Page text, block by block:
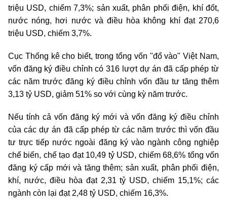
triệu USD, chiếm 7,3%; sản xuất, phân phối điện, khí đốt,
nước nóng, hơi nước và điều hòa không khí đạt 270,6
triệu USD, chiếm 3,7%.
Cục Thống kê cho biết, trong tổng vốn "đổ vào" Việt Nam,
vốn đăng ký điều chỉnh có 316 lượt dự án đã cấp phép từ
các năm trước đăng ký điều chỉnh vốn đầu tư tăng thêm
3,13 tỷ USD, giảm 51% so với cùng kỳ năm trước.
Nếu tính cả vốn đăng ký mới và vốn đăng ký điều chỉnh
của các dự án đã cấp phép từ các năm trước thì vốn đầu
tư trực tiếp nước ngoài đăng ký vào ngành công nghiệp
chế biến, chế tạo đạt 10,49 tỷ USD, chiếm 68,6% tổng vốn
đăng ký cấp mới và tăng thêm; sản xuất, phân phối điện,
khí, nước, điều hòa đạt 2,31 tỷ USD, chiếm 15,1%; các
ngành còn lại đạt 2,48 tỷ USD, chiếm 16,3%.